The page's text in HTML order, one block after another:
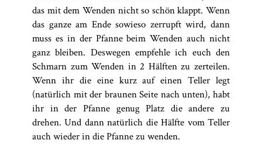
das mit dem Wenden nicht so schön klappt. Wenn
das ganze am Ende sowieso zerrupft wird, dann
muss es in der Pfanne beim Wenden auch nicht
ganz bleiben. Deswegen empfehle ich euch den
Schmarn zum Wenden in 2 Hälften zu zerteilen.
Wenn ihr die eine kurz auf einen Teller legt
(natürlich mit der braunen Seite nach unten), habt
ihr in der Pfanne genug Platz die andere zu
drehen. Und dann natürlich die Hälfte vom Teller
auch wieder in die Pfanne zu wenden.